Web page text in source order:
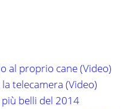
al proprio cane (Video)
telecamera (Video)
più belli del 2014